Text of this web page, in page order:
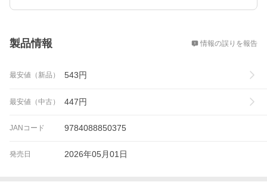
製品情報 情報の誤りを報告
最安値（新品） 543円
最安値（中古） 447円
JANコード 9784088850375
発売日 2026年05月01日